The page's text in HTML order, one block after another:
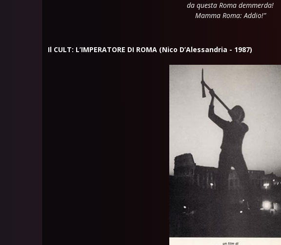
da questa Roma demmerda!
Mamma Roma: Addio!”
Il CULT: L’IMPERATORE DI ROMA (Nico D’Alessandria - 1987)